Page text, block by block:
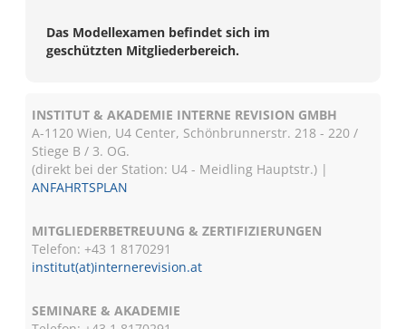
Das Modellexamen befindet sich im
geschützten Mitgliederbereich.
INSTITUT & AKADEMIE INTERNE REVISION GMBH
A-1120 Wien, U4 Center, Schönbrunnerstr. 218 - 220 /
Stiege B / 3. OG.
(direkt bei der Station: U4 - Meidling Hauptstr.) |
ANFAHRTSPLAN
MITGLIEDERBETREUUNG & ZERTIFIZIERUNGEN
Telefon: +43 1 8170291
institut(at)internerevision.at
SEMINARE & AKADEMIE